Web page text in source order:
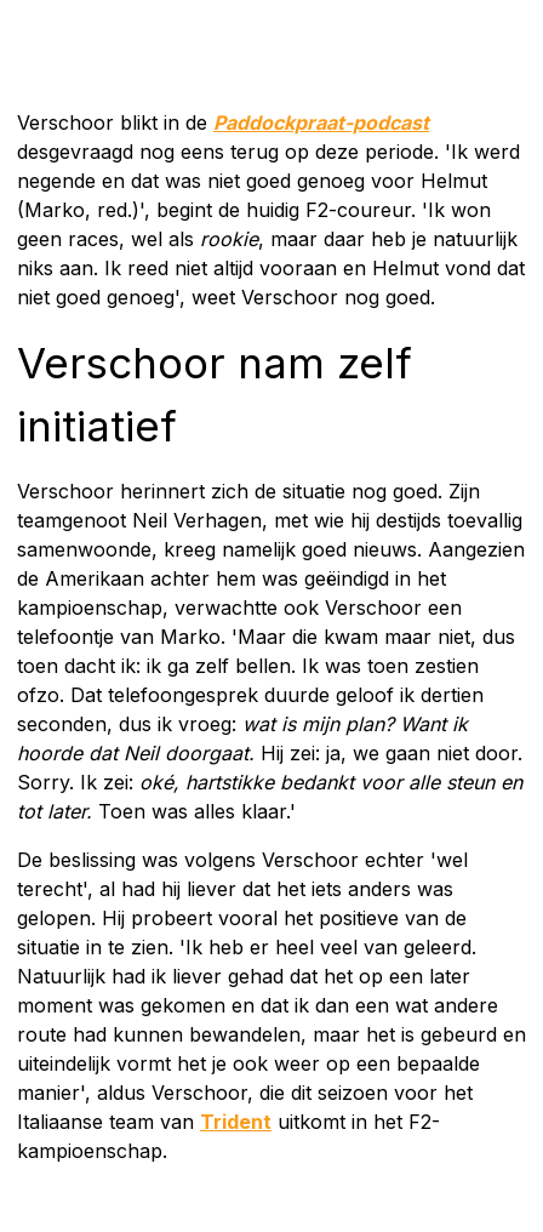
Verschoor blikt in de Paddockpraat-podcast
desgevraagd nog eens terug op deze periode. 'Ik werd
negende en dat was niet goed genoeg voor Helmut
(Marko, red.)', begint de huidig F2-coureur. 'Ik won
geen races, wel als rookie, maar daar heb je natuurlijk
niks aan. Ik reed niet altijd vooraan en Helmut vond dat
niet goed genoeg', weet Verschoor nog goed.
Verschoor nam zelf
initiatief
Verschoor herinnert zich de situatie nog goed. Zijn
teamgenoot Neil Verhagen, met wie hij destijds toevallig
samenwoonde, kreeg namelijk goed nieuws. Aangezien
de Amerikaan achter hem was geëindigd in het
kampioenschap, verwachtte ook Verschoor een
telefoontje van Marko. 'Maar die kwam maar niet, dus
toen dacht ik: ik ga zelf bellen. Ik was toen zestien
ofzo. Dat telefoongesprek duurde geloof ik dertien
seconden, dus ik vroeg: wat is mijn plan? Want ik
hoorde dat Neil doorgaat. Hij zei: ja, we gaan niet door.
Sorry. Ik zei: oké, hartstikke bedankt voor alle steun en
tot later. Toen was alles klaar.'
De beslissing was volgens Verschoor echter 'wel
terecht', al had hij liever dat het iets anders was
gelopen. Hij probeert vooral het positieve van de
situatie in te zien. 'Ik heb er heel veel van geleerd.
Natuurlijk had ik liever gehad dat het op een later
moment was gekomen en dat ik dan een wat andere
route had kunnen bewandelen, maar het is gebeurd en
uiteindelijk vormt het je ook weer op een bepaalde
manier', aldus Verschoor, die dit seizoen voor het
Italiaanse team van Trident uitkomt in het F2-
kampioenschap.